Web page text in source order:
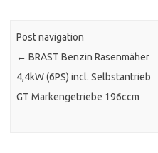
Post navigation
← BRAST Benzin Rasenmäher
4,4kW (6PS) incl. Selbstantrieb
GT Markengetriebe 196ccm